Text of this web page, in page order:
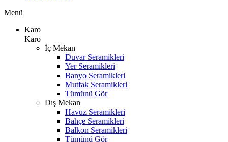
Menü
Karo
Karo
İç Mekan
Duvar Seramikleri
Yer Seramikleri
Banyo Seramikleri
Mutfak Seramikleri
Tümünü Gör
Dış Mekan
Havuz Seramikleri
Bahçe Seramikleri
Balkon Seramikleri
Tümünü Gör